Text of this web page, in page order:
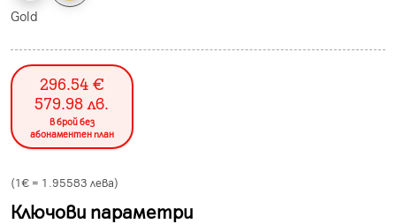
Gold
296.54 €
579.98 лв.
в брой без
абонаментен план
(1€ = 1.95583 лева)
Ключови параметри